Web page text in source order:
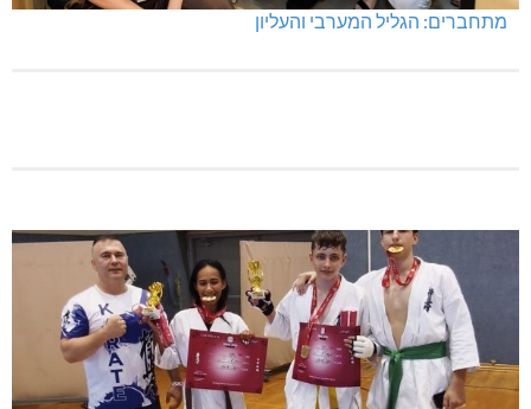
מתחברים: הגליל המערבי והעליון